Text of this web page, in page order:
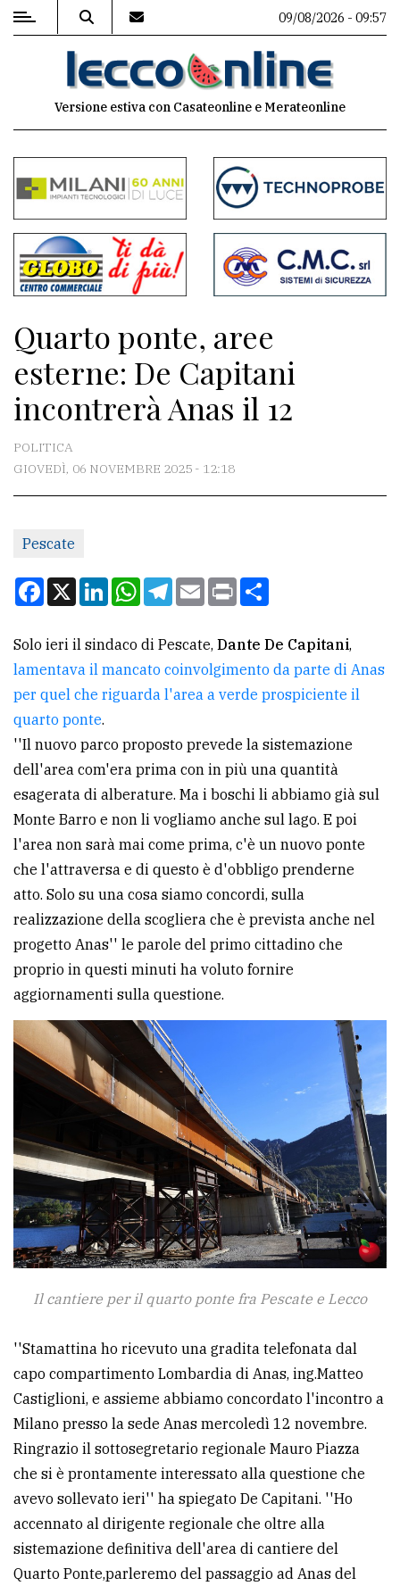
MENU
commenti
Contenuti
del
sito
Meteo
CONTATTI
La
redazione
Per
tua
CERCA
Cerca
per
comune
Ricerca
avanzata
ALTRE
TESTATE
PRIVACY
Privacy
Cookie
09/08/2026 - 09:57
Versione estiva con Casateonline e Merateonline
Quarto ponte, aree
esterne: De Capitani
incontrerà Anas il 12
POLITICA
GIOVEDÌ, 06 NOVEMBRE 2025 - 12:18
Pescate
Facebook
X LinkedInWhatsApp
Telegram
EmailPrint
Solo ieri il sindaco di Pescate, Dante De Capitani,
lamentava il mancato coinvolgimento da parte di Anas
per quel che riguarda l'area a verde prospiciente il
quarto ponte.
''Il nuovo parco proposto prevede la sistemazione
dell'area com'era prima con in più una quantità
esagerata di alberature. Ma i boschi li abbiamo già sul
Monte Barro e non li vogliamo anche sul lago. E poi
l'area non sarà mai come prima, c'è un nuovo ponte
che l'attraversa e di questo è d'obbligo prenderne
atto. Solo su una cosa siamo concordi, sulla
realizzazione della scogliera che è prevista anche nel
progetto Anas'' le parole del primo cittadino che
proprio in questi minuti ha voluto fornire
aggiornamenti sulla questione.
Il cantiere per il quarto ponte fra Pescate e Lecco
''Stamattina ho ricevuto una gradita telefonata dal
capo compartimento Lombardia di Anas, ing.Matteo
Castiglioni, e assieme abbiamo concordato l'incontro a
Milano presso la sede Anas mercoledì 12 novembre.
Ringrazio il sottosegretario regionale Mauro Piazza
che si è prontamente interessato alla questione che
avevo sollevato ieri'' ha spiegato De Capitani. ''Ho
accennato al dirigente regionale che oltre alla
sistemazione definitiva dell'area di cantiere del
Quarto Ponte,parleremo del passaggio ad Anas del